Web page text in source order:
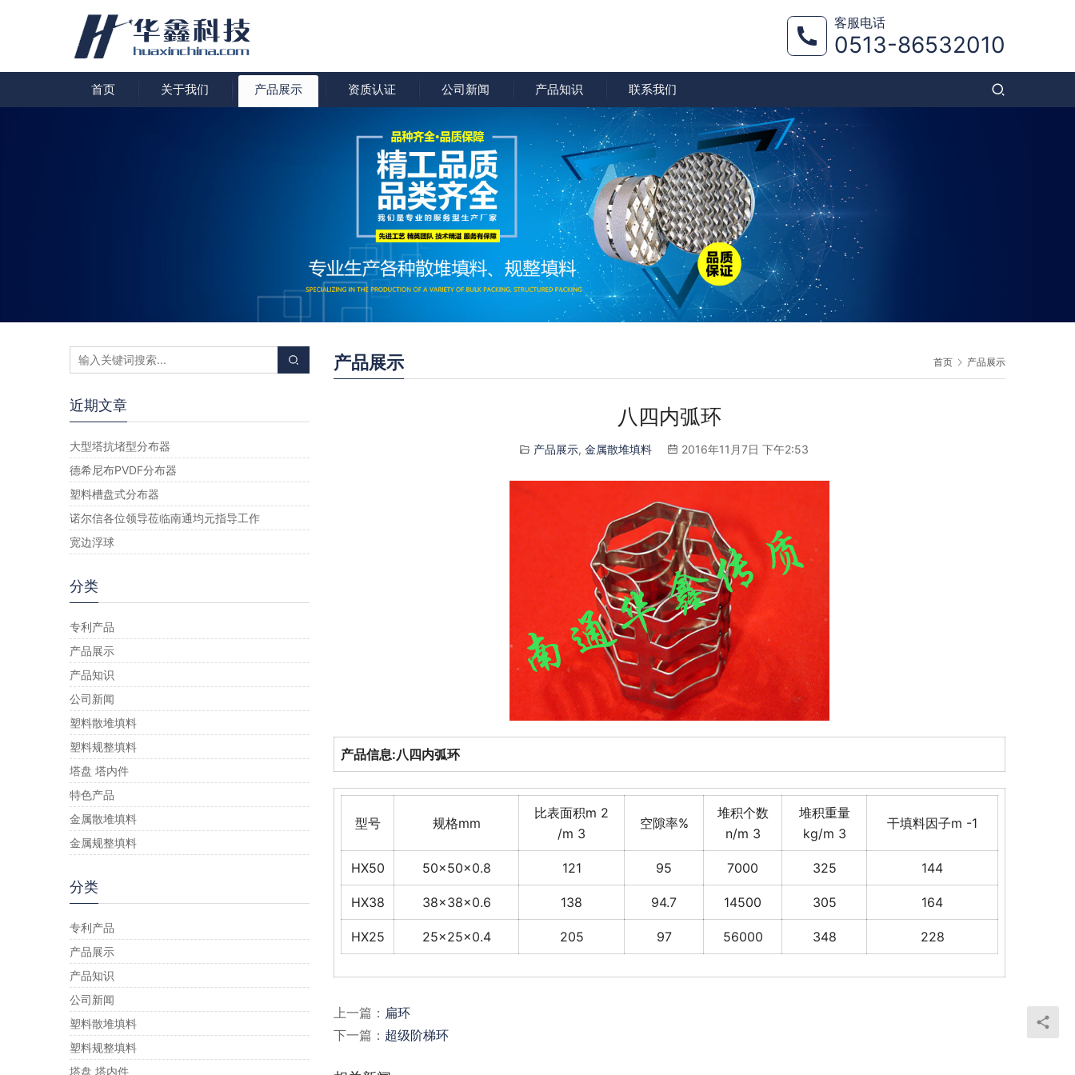
客服电话
0513-86532010
首页 关于我们 产品展示 资质认证 公司新闻 产品知识 联系我们
首页 产品展示
产品展示
八四内弧环
产品展示, 金属散堆填料 2016年11月7日 下午2:53
产品信息:八四内弧环
型号 规格mm
比表面积m 2
/m 3
空隙率%
堆积个数
n/m 3
堆积重量
kg/m 3
干填料因子m -1
HX50 50×50×0.8 121 95 7000 325 144
HX38 38×38×0.6 138 94.7 14500 305 164
HX25 25×25×0.4 205 97 56000 348 228
上一篇： 扁环
下一篇： 超级阶梯环
近期文章
大型塔抗堵型分布器
德希尼布PVDF分布器
塑料槽盘式分布器
诺尔信各位领导莅临南通均元指导工作
宽边浮球
分类
专利产品
产品展示
产品知识
公司新闻
塑料散堆填料
塑料规整填料
塔盘 塔内件
特色产品
金属散堆填料
金属规整填料
分类
专利产品
产品展示
产品知识
公司新闻
塑料散堆填料
塑料规整填料
塔盘 塔内件